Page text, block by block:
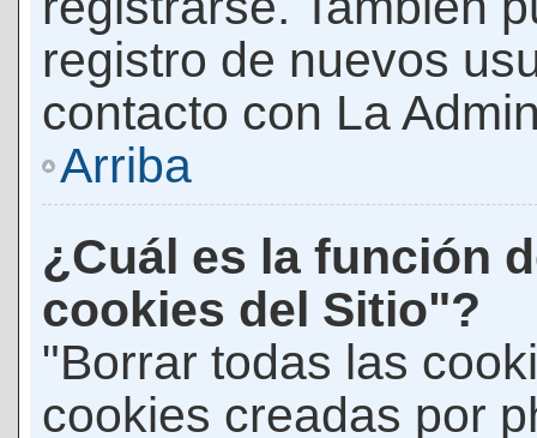
registro de nuevos
contacto con La
Arriba
¿Cuál es la función
cookies del Sitio"?
"Borrar todas las
cookies creadas por